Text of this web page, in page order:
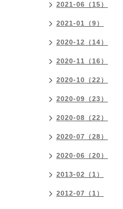
2021-06（15）
2021-01（9）
2020-12（14）
2020-11（16）
2020-10（22）
2020-09（23）
2020-08（22）
2020-07（28）
2020-06（20）
2013-02（1）
2012-07（1）